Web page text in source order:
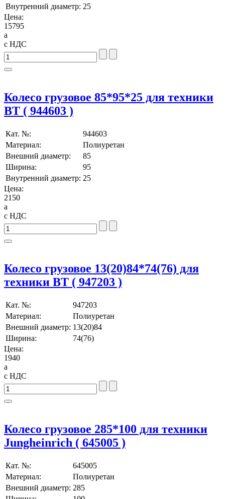
Внутренний диаметр: 25
Цена:
15795
a
с НДС
Колесо грузовое 85*95*25 для техники
BT ( 944603 )
Кат. №:
944603
Материал:
Полиуретан
Внешний диаметр:
85
Ширина:
95
Внутренний диаметр: 25
Цена:
2150
a
с НДС
Колесо грузовое 13(20)84*74(76) для
техники BT ( 947203 )
Кат. №:
947203
Материал:
Полиуретан
Внешний диаметр: 13(20)84
Ширина:
74(76)
Цена:
1940
a
с НДС
Колесо грузовое 285*100 для техники
Jungheinrich ( 645005 )
Кат. №:
645005
Материал:
Полиуретан
Внешний диаметр: 285